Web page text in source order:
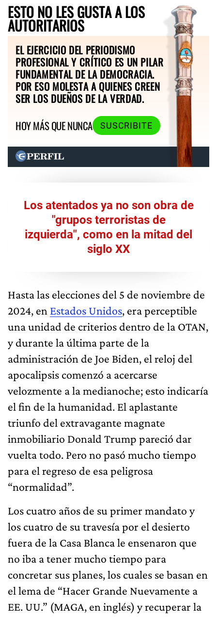
ESTO NO LES GUSTA A LOS
AUTORITARIOS
EL EJERCICIO DEL PERIODISMO
PROFESIONAL Y CRÍTICO ES UN PILAR
FUNDAMENTAL DE LA DEMOCRACIA.
POR ESO MOLESTA A QUIENES CREEN
SER LOS DUEÑOS DE LA VERDAD.
HOY MÁS QUE NUNCA
SUSCRIBITE
Los atentados ya no son obra de
"grupos terroristas de
izquierda", como en la mitad del
siglo XX
Hasta las elecciones del 5 de noviembre de
2024, en Estados Unidos, era perceptible
una unidad de criterios dentro de la OTAN,
y durante la última parte de la
administración de Joe Biden, el reloj del
apocalipsis comenzó a acercarse
velozmente a la medianoche; esto indicaría
el fin de la humanidad. El aplastante
triunfo del extravagante magnate
inmobiliario Donald Trump pareció dar
vuelta todo. Pero no pasó mucho tiempo
para el regreso de esa peligrosa
“normalidad”.
Los cuatro años de su primer mandato y
los cuatro de su travesía por el desierto
fuera de la Casa Blanca le ensenaron que
no iba a tener mucho tiempo para
concretar sus planes, los cuales se basan en
el lema de “Hacer Grande Nuevamente a
EE. UU.” (MAGA, en inglés) y recuperar la